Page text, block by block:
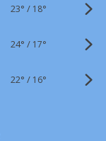
23° / 18°
24° / 17°
22° / 16°